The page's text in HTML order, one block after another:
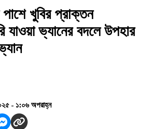
খুবির প্রাক্তন
যাওয়া ভ্যানের বদলে উপহার
- ১:০৬ অপরাহ্ন